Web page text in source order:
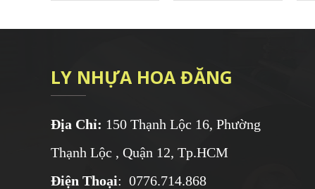
LY NHỰA HOA ĐĂNG
Địa Chỉ: 150 Thạnh Lộc 16, Phường
Thạnh Lộc , Quận 12, Tp.HCM
Điện Thoại: 0776.714.868